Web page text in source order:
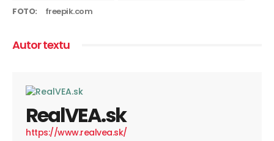
FOTO:
freepik.com
Autor textu
RealVEA.sk
https://www.realvea.sk/